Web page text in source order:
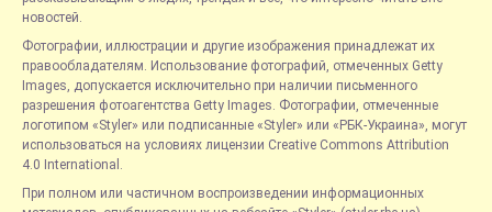
новостей.
Фотографии, иллюстрации и другие изображения принадлежат их
правообладателям. Использование фотографий, отмеченных Getty
Images, допускается исключительно при наличии письменного
разрешения фотоагентства Getty Images. Фотографии, отмеченные
логотипом «Styler» или подписанные «Styler» или «РБК-Украина», могут
использоваться на условиях лицензии Creative Commons Attribution
4.0 International.
При полном или частичном воспроизведении информационных